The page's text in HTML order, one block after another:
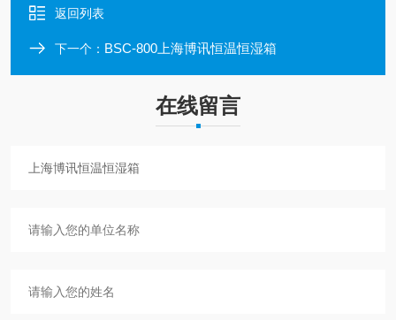
返回列表
下一个： BSC-800上海博讯恒温恒湿箱
在线留言